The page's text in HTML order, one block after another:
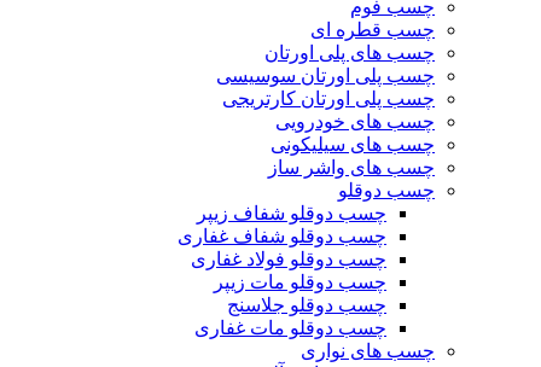
چسب فوم
چسب قطره ای
چسب های پلی اورتان
چسب پلی اورتان سوسیسی
چسب پلی اورتان کارتریجی
چسب های خودرویی
چسب های سیلیکونی
چسب های واشر ساز
چسب دوقلو
چسب دوقلو شفاف زیپر
چسب دوقلو شفاف غفاری
چسب دوقلو فولاد غفاری
چسب دوقلو مات زیپر
چسب دوقلو جلاسنج
چسب دوقلو مات غفاری
چسب های نواری